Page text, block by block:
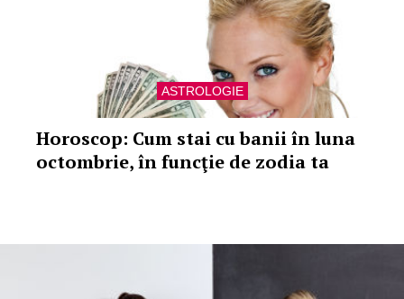
ASTROLOGIE
Horoscop: Cum stai cu banii în luna
octombrie, în funcţie de zodia ta